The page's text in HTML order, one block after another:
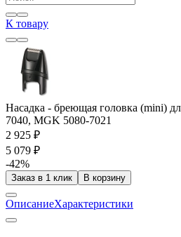
К товару
Насадка - бреющая головка (mini)
7040, MGK 5080-7021
2 925 ₽
5 079 ₽
-42%
Заказ в 1 клик В корзину
ОписаниеХарактеристики